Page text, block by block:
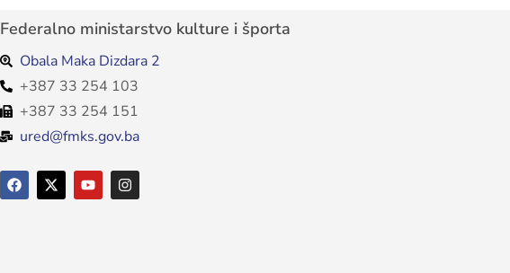
Federalno ministarstvo kulture i športa
Obala Maka Dizdara 2
+387 33 254 103
+387 33 254 151
ured@fmks.gov.ba